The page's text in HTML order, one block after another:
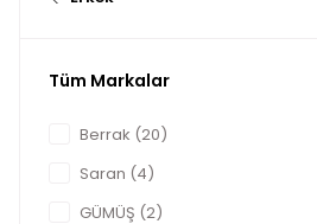
Tüm Markalar
Berrak (20)
Saran (4)
GÜMÜŞ (2)